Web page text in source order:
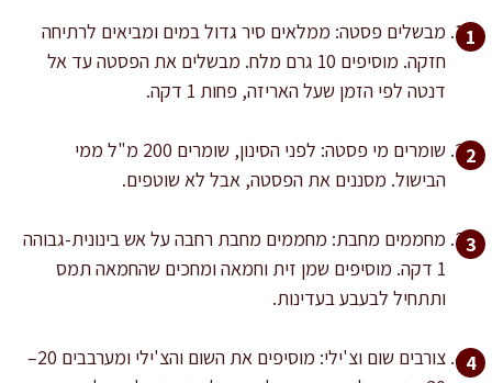
מבשלים פסטה: ממלאים סיר גדול במים ומביאים לרתיחה
חזקה. מוסיפים 10 גרם מלח. מבשלים את הפסטה עד אל
דנטה לפי הזמן שעל האריזה, פחות 1 דקה.
שומרים מי פסטה: לפני הסינון, שומרים 200 מ"ל ממי
הבישול. מסננים את הפסטה, אבל לא שוטפים.
מחממים מחבת: מחממים מחבת רחבה על אש בינונית-גבוהה
1 דקה. מוסיפים שמן זית וחמאה ומחכים שהחמאה תמס
ותתחיל לבעבע בעדינות.
צורבים שום וצ'ילי: מוסיפים את השום והצ'ילי ומערבבים 20–